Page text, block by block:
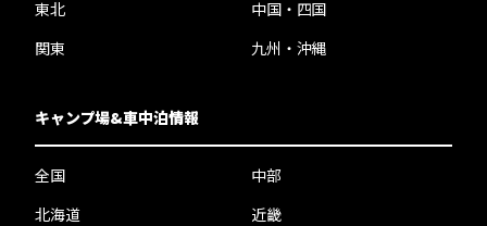
東北
関東
中国・四国
九州・沖縄
キャンプ場&車中泊情報
全国
北海道
中部
近畿